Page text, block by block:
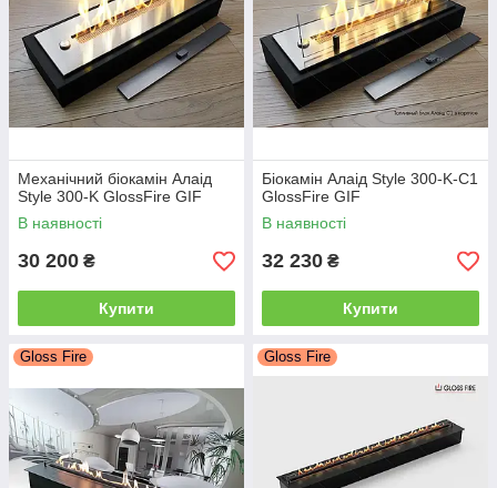
Механічний біокамін Алаід
Style 300-K GlossFire GIF
В наявності
30 200 ₴
Купити
Біокамін Алаід Style 300-K-C1
GlossFire GIF
В наявності
32 230 ₴
Купити
Gloss Fire Gloss Fire